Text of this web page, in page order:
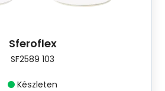
Sferoflex
SF2589 103
Készleten